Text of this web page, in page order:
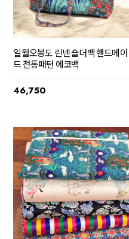
일월오봉도 린넨 숄더백 핸드메이
드 전통패턴 에코백
46,750